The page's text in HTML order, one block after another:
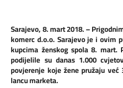
Sarajevo, 8. mart 2018. –
komerc d.o.o. Sarajevo je i ovim
kupcima ženskog spola 8. mart.
podijelile su danas 1.000
povjerenje koje žene pružaju
lancu marketa.